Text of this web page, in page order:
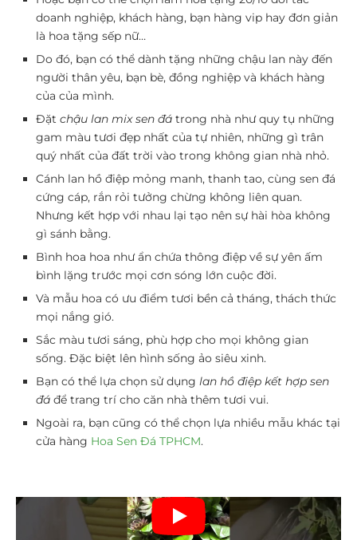
doanh nghiệp, khách hàng, bạn hàng vip hay đơn giản
là hoa tặng sếp nữ…
Do đó, bạn có thể dành tặng những chậu lan này đến
người thân yêu, bạn bè, đồng nghiệp và khách hàng
của của mình.
Đặt chậu lan mix sen đá trong nhà như quy tụ những
gam màu tươi đẹp nhất của tự nhiên, những gì trân
quý nhất của đất trời vào trong không gian nhà nhỏ.
Cánh lan hồ điệp mỏng manh, thanh tao, cùng sen đá
cứng cáp, rắn rỏi tưởng chừng không liên quan.
Nhưng kết hợp với nhau lại tạo nên sự hài hòa không
gì sánh bằng.
Bình hoa hoa như ẩn chứa thông điệp về sự yên ấm
bình lặng trước mọi cơn sóng lớn cuộc đời.
Và mẫu hoa có ưu điểm tươi bền cả tháng, thách thức
mọi nắng gió.
Sắc màu tươi sáng, phù hợp cho mọi không gian
sống. Đặc biệt lên hình sống ảo siêu xinh.
Bạn có thể lựa chọn sử dụng lan hồ điệp kết hợp sen
đá để trang trí cho căn nhà thêm tươi vui.
Ngoài ra, bạn cũng có thể chọn lựa nhiều mẫu khác tại
cửa hàng Hoa Sen Đá TPHCM.